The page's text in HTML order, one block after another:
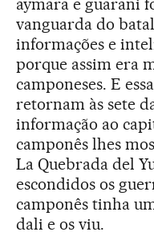
vanguarda do
informações e
porque assim era
camponeses. E
retornam às sete
informação ao
camponês lhes
La Quebrada del
escondidos os
camponês tinha
dali e os viu.